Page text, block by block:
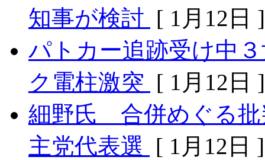
知事が検討 [ 1月12日 ]
パトカー追跡受け中
ク電柱激突 [ 1月12日 ]
細野氏 合併めぐる
主党代表選
[ 1月12日 ]